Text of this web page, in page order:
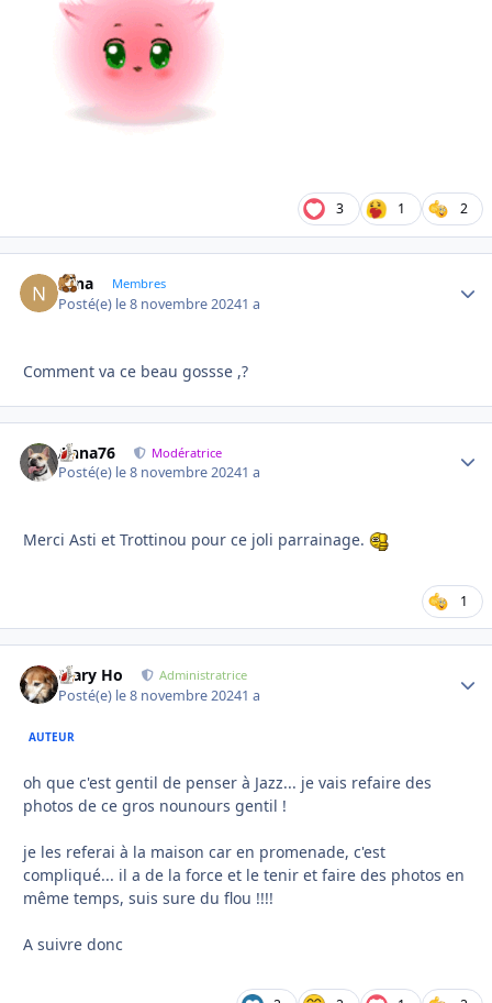
3 1 2
Nina Membres
Posté(e) le 8 novembre 20241 a
Comment va ce beau gossse ,?
Anna76 Modératrice
Posté(e) le 8 novembre 20241 a
Merci Asti et Trottinou pour ce joli parrainage.
1
Mary Ho Administratrice
Posté(e) le 8 novembre 20241 a
AUTEUR
oh que c'est gentil de penser à Jazz... je vais refaire des
photos de ce gros nounours gentil !
je les referai à la maison car en promenade, c'est
compliqué... il a de la force et le tenir et faire des photos en
même temps, suis sure du flou !!!!
A suivre donc